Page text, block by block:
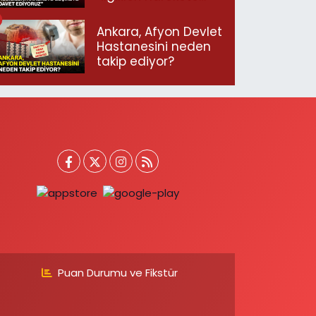
ediyoruz”
Ankara, Afyon Devlet
Hastanesini neden
takip ediyor?
Puan Durumu ve Fikstür